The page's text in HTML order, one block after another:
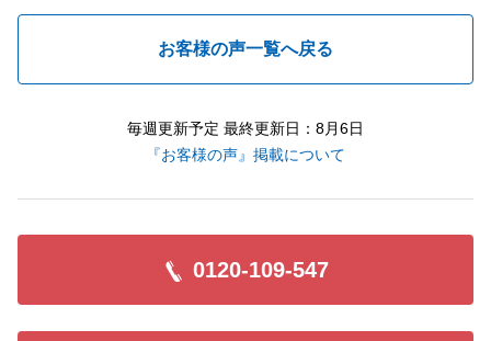
お客様の声一覧へ戻る
毎週更新予定 最終更新日：8月6日
『お客様の声』掲載について
0120-109-547